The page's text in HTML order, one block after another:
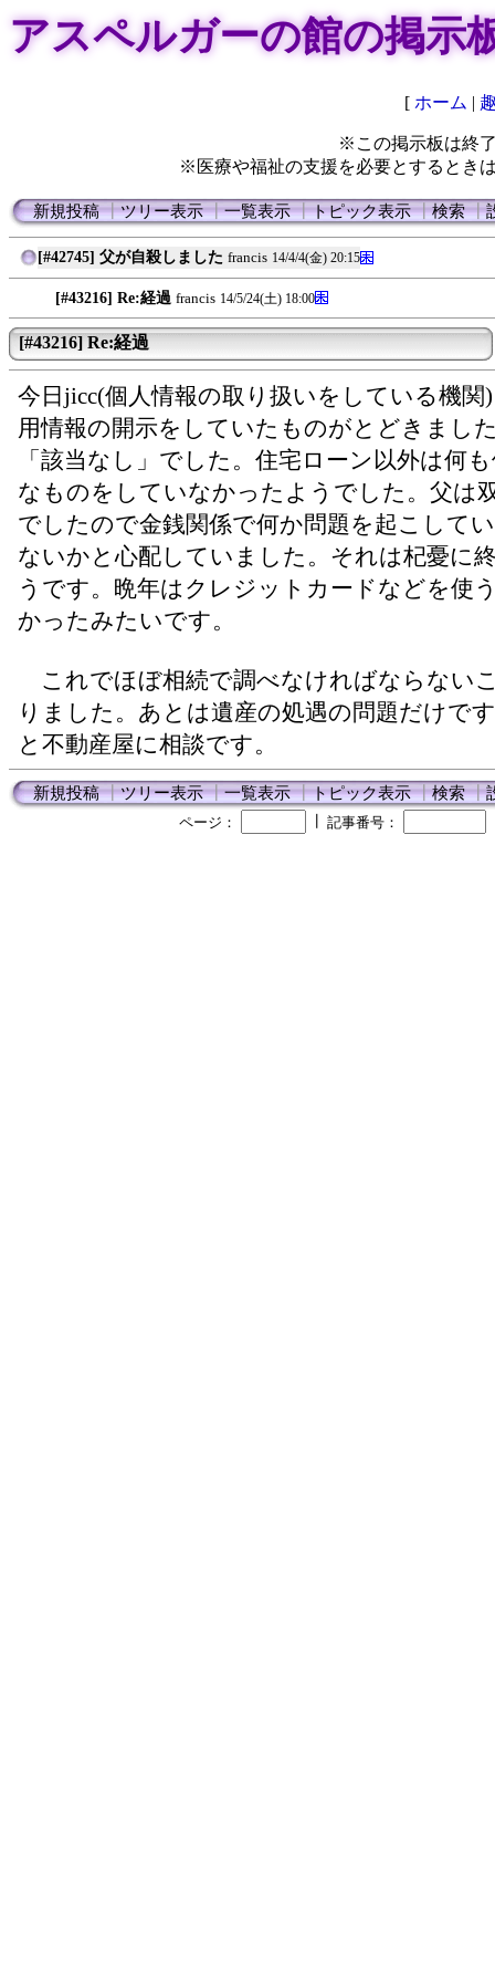
アスペルガーの館の掲示
[ ホーム |
※この掲示板は終
※医療や福祉の支援を必要とするとき
新規投稿┃ツリー表示┃一覧表示┃トピック表示┃検索┃
[#42745] 父が自殺しました francis 14/4/4(金) 20:15
[#43216] Re:経過 francis 14/5/24(土) 18:00
[#43216] Re:経過
今日jicc(個人情報の取り扱いをしている機関
用情報の開示をしていたものがとどきまし
「該当なし」でした。住宅ローン以外は何
なものをしていなかったようでした。父は
でしたので金銭関係で何か問題を起こして
ないかと心配していました。それは杞憂に
うです。晩年はクレジットカードなどを使
かったみたいです。
これでほぼ相続で調べなければならない
りました。あとは遺産の処遇の問題だけで
と不動産屋に相談です。
新規投稿┃ツリー表示┃一覧表示┃トピック表示┃検索┃
ページ： 記事番号：